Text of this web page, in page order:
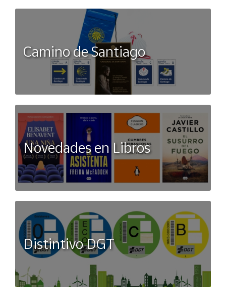
Camino de Santiago
Novedades en Libros
Distintivo DGT